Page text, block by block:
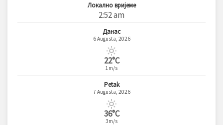
Локално вријеме
2:52 am
Данас
6 Augusta, 2026
22°C
1m/s
Petak
7 Augusta, 2026
36°C
3m/s